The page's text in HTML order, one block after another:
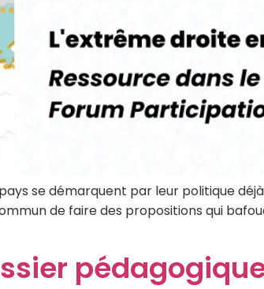
se démarquent par leur politique
de faire des propositions qui